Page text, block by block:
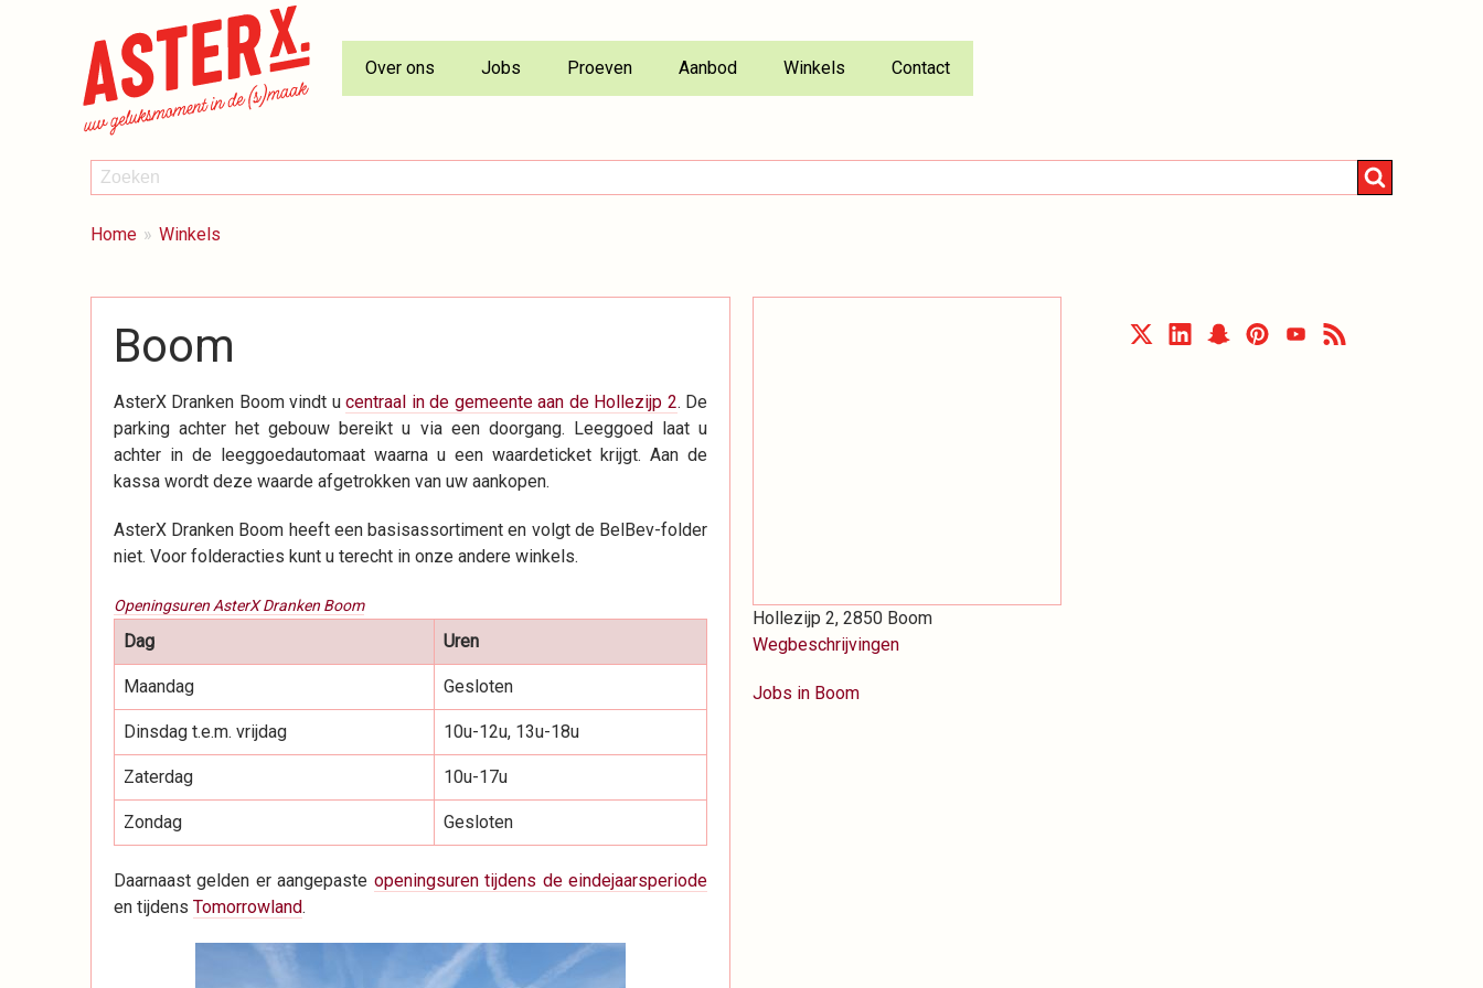
Over ons Jobs Proeven Aanbod Winkels Contact
ZOEKEN
Zoeken
BREADCRUMBS
Je
Home Winkels
Boom
AsterX Dranken Boom vindt ucentraal in de gemeente aan de Hollezijp 2. De
parking achter het gebouw bereikt u via een doorgang. Leeggoed laat u
achter in de leeggoedautomaat waarna u een waardeticket krijgt. Aan de
kassa wordt deze waarde afgetrokken van uw aankopen.
AsterX Dranken Boom heeft een basisassortiment en volgt de BelBev-folder
niet. Voor folderacties kunt u terecht in onze andere winkels.
Openingsuren AsterX Dranken Boom
Dag Uren
Maandag Gesloten
Dinsdag t.e.m. vrijdag 10u-12u, 13u-18u
Zaterdag 10u-17u
Zondag Gesloten
Daarnaast gelden er aangepaste openingsuren tijdens de eindejaarsperiode
en tijdens Tomorrowland.
Hollezijp 2, 2850 Boom
Wegbeschrijvingen
Jobs in Boom